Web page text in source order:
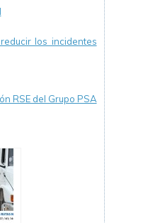
los incidentes
RSE del Grupo PSA